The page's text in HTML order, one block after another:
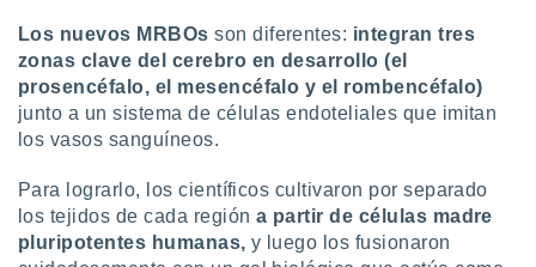
este sitio
IP
de
traten tus
interés
a lo que
Para
su
Los nuevos MRBOs son diferentes: integran tres
zonas clave del cerebro en desarrollo (el
prosencéfalo, el mesencéfalo y el rombencéfalo)
junto a un sistema de células endoteliales que imitan
los vasos sanguíneos.
Para lograrlo, los científicos cultivaron por separado
los tejidos de cada región a partir de células madre
pluripotentes humanas, y luego los fusionaron